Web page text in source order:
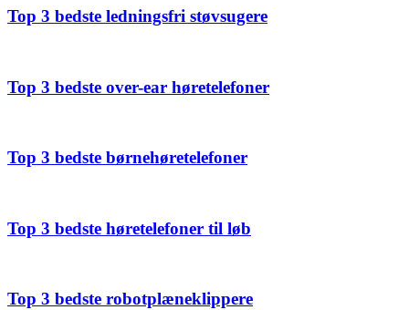
Top 3 bedste ledningsfri støvsugere
Top 3 bedste over-ear høretelefoner
Top 3 bedste børnehøretelefoner
Top 3 bedste høretelefoner til løb
Top 3 bedste robotplæneklippere